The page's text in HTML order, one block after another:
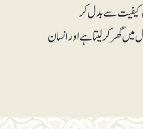
کیفیت سے بدل کر
گھر کر لیتا ہے اور انسان